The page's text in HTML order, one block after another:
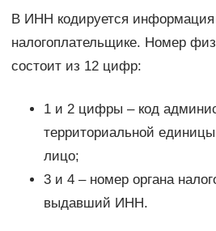
В ИНН кодируется
налогоплательщике. Номер
состоит из 12 цифр:
1 и 2 цифры – код
территориальной
лицо;
3 и 4 – номер органа
выдавший ИНН.